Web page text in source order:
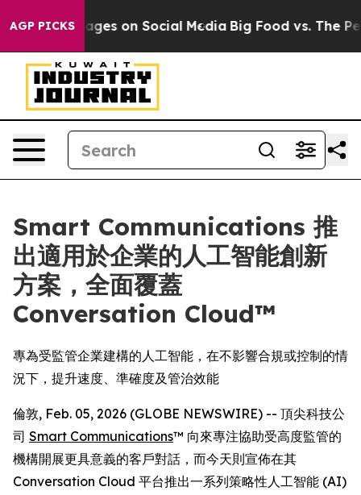
AGP PICKS
Messages on Social Media Big Food vs. The
Smart Communications 推
出適用於企業的人工智能創新
方案，全面覆蓋
Conversation Cloud™
專為受監管企業建構的人工智能，在不影響合規或控制的情
況下，提升速度、準確度及管治效能
倫敦, Feb. 05, 2026 (GLOBE NEWSWIRE) -- 頂尖科技公
司 Smart Communications™ 向來專注協助受高度監管的
機構開展更具意義的客戶對話，而今天則宣佈在其
Conversation Cloud 平台推出一系列策略性人工智能 (AI)